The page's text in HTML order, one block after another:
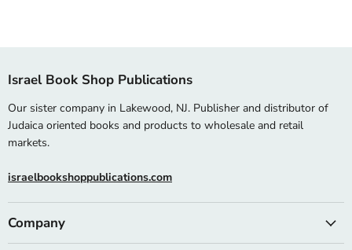
Israel Book Shop Publications
Our sister company in Lakewood, NJ. Publisher and distributor of
Judaica oriented books and products to wholesale and retail
markets.
israelbookshoppublications.com
Company